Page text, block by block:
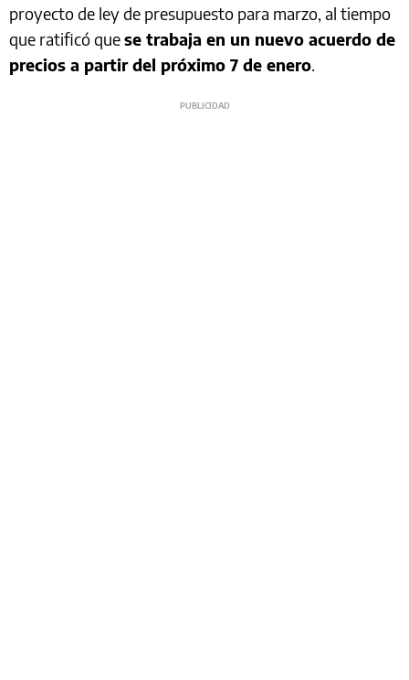
proyecto de ley de presupuesto para marzo, al tiempo
que ratificó quese trabaja en un nuevo acuerdo de
precios a partir del próximo 7 de enero.